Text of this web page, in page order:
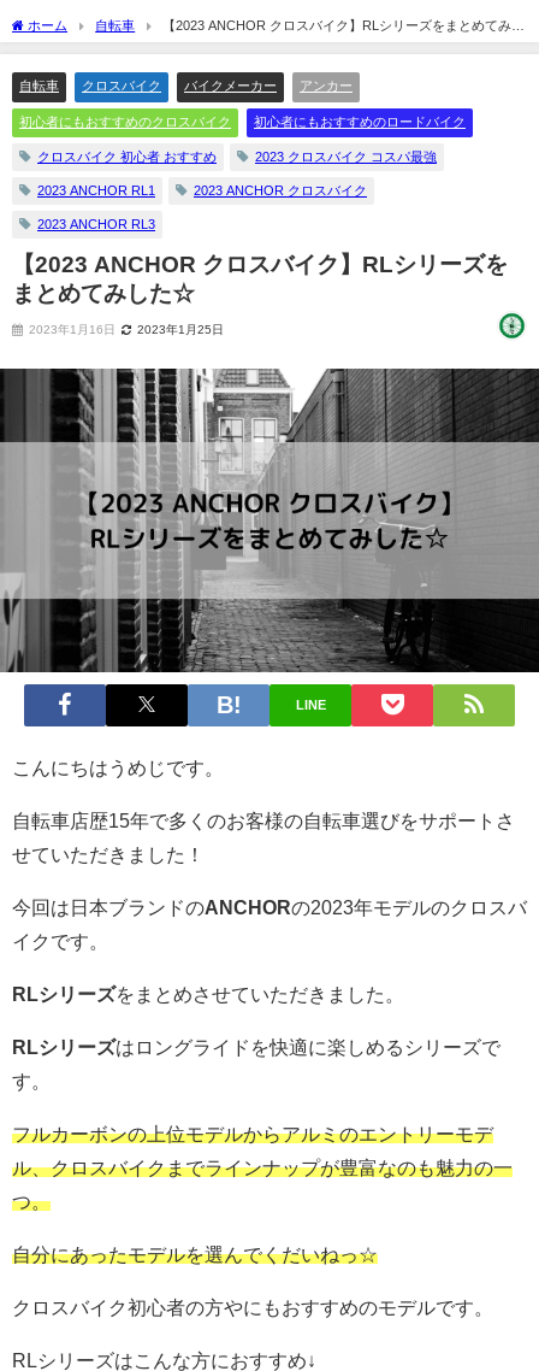
ホーム 自転車
【2023 ANCHOR クロスバイク】RLシリーズをまとめてみし
た☆
自転車 クロスバイク バイクメーカー アンカー
初心者にもおすすめのクロスバイク 初心者にもおすすめのロードバイク
クロスバイク 初心者 おすすめ 2023 クロスバイク コスパ最強
2023 ANCHOR RL1 2023 ANCHOR クロスバイク
2023 ANCHOR RL3
【2023 ANCHOR クロスバイク】RLシリーズを
まとめてみした☆
2023年1月16日 2023年1月25日
LINE
こんにちはうめじです。
自転車店歴15年で多くのお客様の自転車選びをサポートさ
せていただきました！
今回は日本ブランドのANCHORの2023年モデルのクロスバ
イクです。
RLシリーズをまとめさせていただきました。
RLシリーズはロングライドを快適に楽しめるシリーズで
す。
フルカーボンの上位モデルからアルミのエントリーモデ
ル、クロスバイクまでラインナップが豊富なのも魅力の一
つ。
自分にあったモデルを選んでくだいねっ☆
クロスバイク初心者の方やにもおすすめのモデルです。
RLシリーズはこんな方におすすめ↓